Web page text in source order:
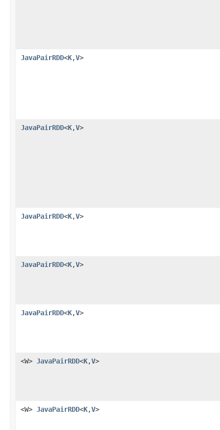
JavaPairRDD<K,V>
JavaPairRDD<K,V>
JavaPairRDD<K,V>
JavaPairRDD<K,V>
JavaPairRDD<K,V>
<W> JavaPairRDD<K,V>
<W> JavaPairRDD<K,V>